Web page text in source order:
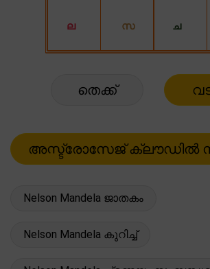
തെക്ക്
Nelson Mandela ജാതകം
Nelson Mandela കുറിച്ച്